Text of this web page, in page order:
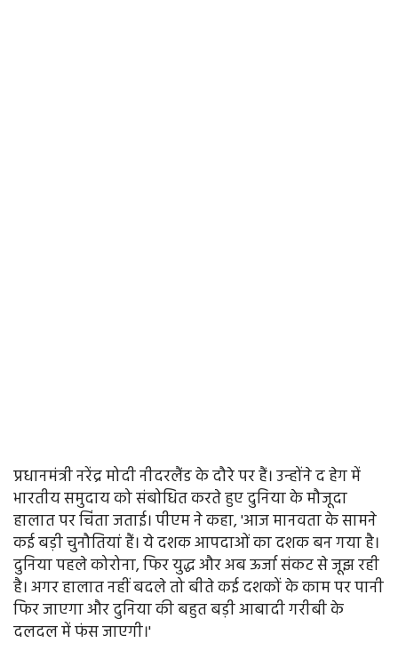
प्रधानमंत्री नरेंद्र मोदी नीदरलैंड के दौरे पर हैं। उन्होंने द हेग में
भारतीय समुदाय को संबोधित करते हुए दुनिया के मौजूदा
हालात पर चिंता जताई। पीएम ने कहा, 'आज मानवता के सामने
कई बड़ी चुनौतियां हैं। ये दशक आपदाओं का दशक बन गया है।
दुनिया पहले कोरोना, फिर युद्ध और अब ऊर्जा संकट से जूझ रही
है। अगर हालात नहीं बदले तो बीते कई दशकों के काम पर पानी
फिर जाएगा और दुनिया की बहुत बड़ी आबादी गरीबी के
दलदल में फंस जाएगी।'